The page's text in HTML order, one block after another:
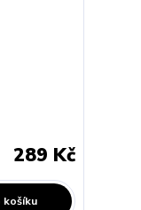
289 Kč
košíku